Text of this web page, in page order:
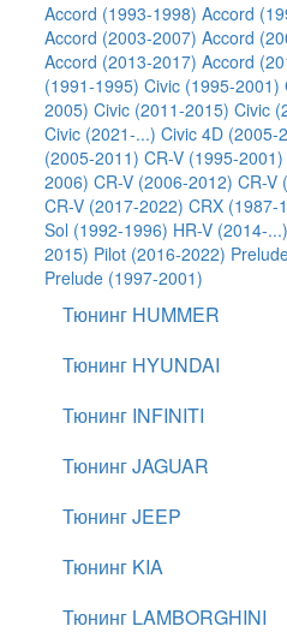
Accord (1993-1998) Accord
Accord (2003-2007) Accord
Accord (2013-2017) Accord
(1991-1995) Civic (1995-2001)
2005) Civic (2011-2015) Civic
Civic (2021-...) Civic 4D (2005-
(2005-2011) CR-V (1995-2001)
2006) CR-V (2006-2012) CR-V
CR-V (2017-2022) CRX (1987-
Sol (1992-1996) HR-V (2014-...)
2015) Pilot (2016-2022)
Prelude (1997-2001)
Тюнинг HUMMER
Тюнинг HYUNDAI
Тюнинг INFINITI
Тюнинг JAGUAR
Тюнинг JEEP
Тюнинг KIA
Тюнинг LAMBORGHINI